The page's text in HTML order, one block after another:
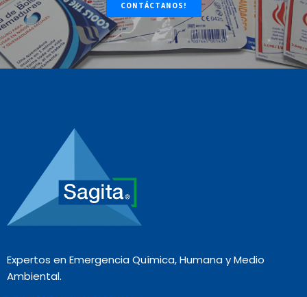
CONTÁCTANOS!
Expertos en Emergencia Química, Humana y Medio
Ambiental.